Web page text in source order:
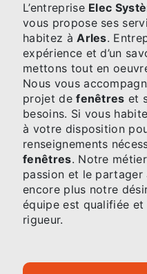
L’entreprise Elec
vous propose ses
habitez àArles.
expérience et d’un
mettons tout en
Nous vous
projet defenêtres et
besoins. Si vous
à votre disposition
renseignements
fenêtres. Notre
passion et le
encore plus notre
équipe est qualifiée
rigueur.